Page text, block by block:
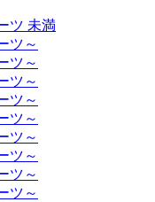
ツ 未満
ツ～
ツ～
ツ～
ツ～
ツ～
ツ～
ツ～
ツ～
ツ～